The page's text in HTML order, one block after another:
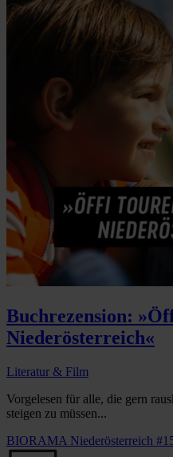
Buchrezension:
Niederösterreich«
Literatur & Film
Vorgelesen für alle, die gern
steigen zu müssen...
BIORAMA Niederösterreich